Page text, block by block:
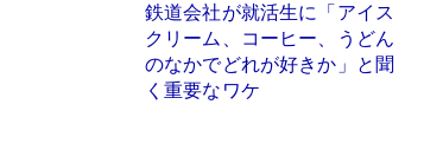
鉄道会社が就活生に「アイス
クリーム、コーヒー、うどん
のなかでどれが好きか」と聞
く重要なワケ